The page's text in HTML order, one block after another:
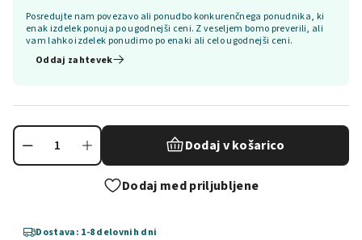
Posredujte nam povezavo ali ponudbo konkurenčnega ponudnika, ki
enak izdelek ponuja po ugodnejši ceni. Z veseljem bomo preverili, ali
vam lahko izdelek ponudimo po enaki ali celo ugodnejši ceni.
Oddaj zahtevek
Dodaj v košarico
Dodaj med priljubljene
Dostava: 1-8 delovnih dni